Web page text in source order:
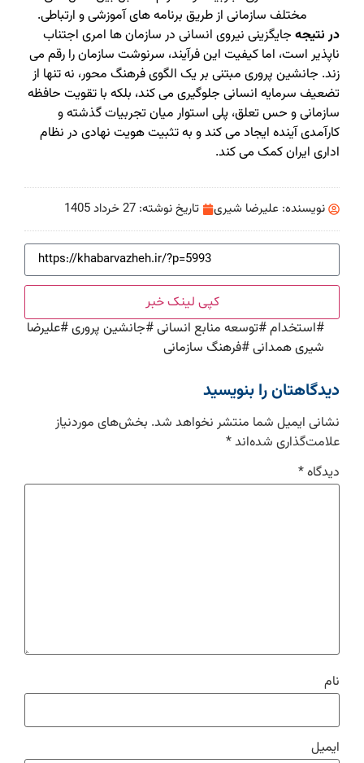
مختلف سازمانی از طریق برنامه های آموزشی و ارتباطی.
در نتیجه جایگزینی نیروی انسانی در سازمان ها امری اجتناب
ناپذیر است، اما کیفیت این فرآیند، سرنوشت سازمان را رقم می
زند. جانشین پروری مبتنی بر یک الگوی فرهنگ محور، نه تنها از
تضعیف سرمایه انسانی جلوگیری می کند، بلکه با تقویت حافظه
سازمانی و حس تعلق، پلی استوار میان تجربیات گذشته و
کارآمدی آینده ایجاد می کند و به تثبیت هویت نهادی در نظام
اداری ایران کمک می کند.
نویسنده: علیرضا شیری تاریخ نوشته: 27 خرداد 1405
کپی لینک خبر
#استخدام#توسعه منابع انسانی#جانشین پروری#علیرضا
شیری همدانی#فرهنگ سازمانی
دیدگاهتان را بنویسید
نشانی ایمیل شما منتشر نخواهد شد. بخش‌های موردنیاز
علامت‌گذاری شده‌اند*
دیدگاه*
نام
ایمیل